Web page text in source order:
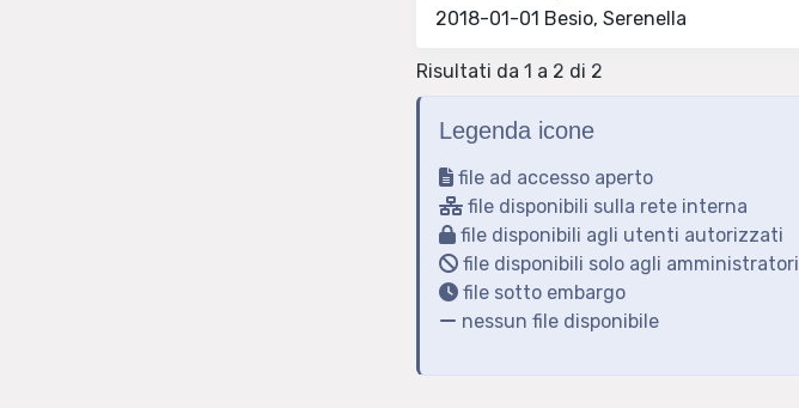
2018-01-01 Besio, Serenella
Risultati da 1 a 2 di 2
Legenda icone
file ad accesso aperto
file disponibili sulla rete interna
file disponibili agli utenti autorizzati
file disponibili solo agli amministratori
file sotto embargo
nessun file disponibile